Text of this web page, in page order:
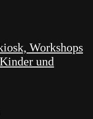
Workshops
und